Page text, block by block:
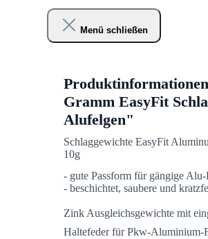
Menü schließen
Gramm EasyFit
Alufelgen"
Schlaggewichte EasyFit
10g
- gute Passform für gängige Alu-
- beschichtet, saubere und
Zink Ausgleichsgewichte mit
Haltefeder für Pkw-Aluminium-